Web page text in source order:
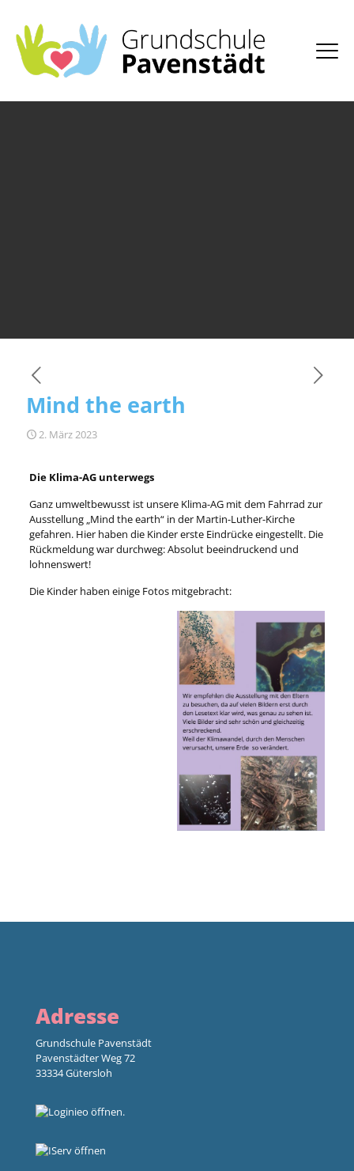
Mind the earth
2. März 2023
Die Klima-AG unterwegs
Ganz umweltbewusst ist unsere Klima-AG mit dem Fahrrad zur
Ausstellung „Mind the earth“ in der Martin-Luther-Kirche
gefahren. Hier haben die Kinder erste Eindrücke eingestellt. Die
Rückmeldung war durchweg: Absolut beeindruckend und
lohnenswert!
Die Kinder haben einige Fotos mitgebracht:
Adresse
Grundschule Pavenstädt
Pavenstädter Weg 72
33334 Gütersloh